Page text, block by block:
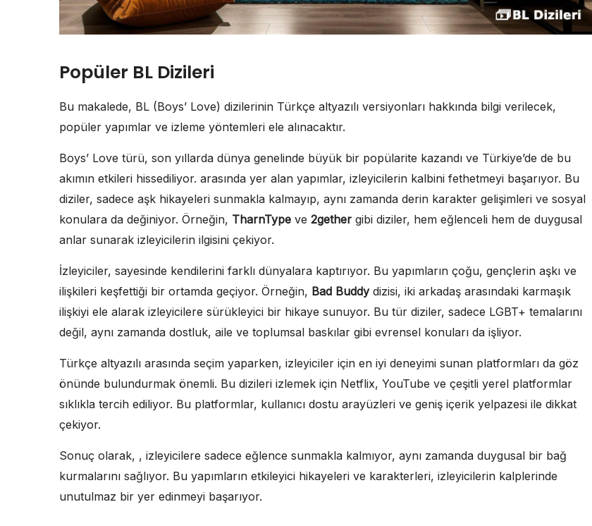
Popüler BL Dizileri
Bu makalede, BL (Boys’ Love) dizilerinin Türkçe altyazılı versiyonları hakkında bilgi verilecek,
popüler yapımlar ve izleme yöntemleri ele alınacaktır.
Boys’ Love türü, son yıllarda dünya genelinde büyük bir popülarite kazandı ve Türkiye’de de bu
akımın etkileri hissediliyor. arasında yer alan yapımlar, izleyicilerin kalbini fethetmeyi başarıyor. Bu
diziler, sadece aşk hikayeleri sunmakla kalmayıp, aynı zamanda derin karakter gelişimleri ve sosyal
konulara da değiniyor. Örneğin, TharnType ve 2gether gibi diziler, hem eğlenceli hem de duygusal
anlar sunarak izleyicilerin ilgisini çekiyor.
İzleyiciler, sayesinde kendilerini farklı dünyalara kaptırıyor. Bu yapımların çoğu, gençlerin aşkı ve
ilişkileri keşfettiği bir ortamda geçiyor. Örneğin, Bad Buddydizisi, iki arkadaş arasındaki karmaşık
ilişkiyi ele alarak izleyicilere sürükleyici bir hikaye sunuyor. Bu tür diziler, sadece LGBT+ temalarını
değil, aynı zamanda dostluk, aile ve toplumsal baskılar gibi evrensel konuları da işliyor.
Türkçe altyazılı arasında seçim yaparken, izleyiciler için en iyi deneyimi sunan platformları da göz
önünde bulundurmak önemli. Bu dizileri izlemek için Netflix, YouTube ve çeşitli yerel platformlar
sıklıkla tercih ediliyor. Bu platformlar, kullanıcı dostu arayüzleri ve geniş içerik yelpazesi ile dikkat
çekiyor.
Sonuç olarak, , izleyicilere sadece eğlence sunmakla kalmıyor, aynı zamanda duygusal bir bağ
kurmalarını sağlıyor. Bu yapımların etkileyici hikayeleri ve karakterleri, izleyicilerin kalplerinde
unutulmaz bir yer edinmeyi başarıyor.